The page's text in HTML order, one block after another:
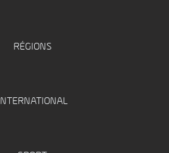
RÉGIONS
INTERNATIONAL